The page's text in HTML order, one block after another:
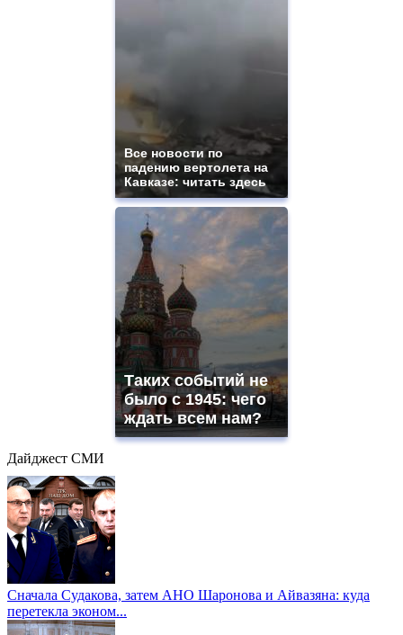
Все новости по
падению вертолета на
Кавказе: читать здесь
Таких событий не
было с 1945: чего
ждать всем нам?
Дайджест СМИ
Сначала Судакова, затем АНО Шаронова и Айвазяна: куда
перетекла эконом...